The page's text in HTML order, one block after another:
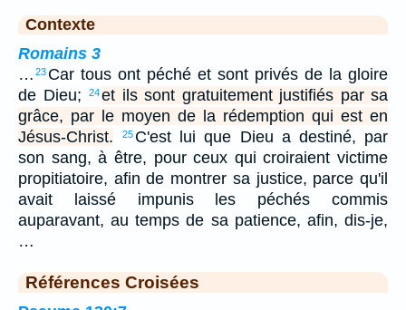
Contexte
Romains 3
… 23 Car tous ont péché et sont privés de la gloire
de Dieu;
24et ils sont gratuitement justifiés par sa
grâce, par le moyen de la rédemption qui est en
Jésus-Christ.
25 C'est lui que Dieu a destiné, par
son sang, à être, pour ceux qui croiraient victime
propitiatoire, afin de montrer sa justice, parce qu'il
avait laissé impunis les péchés commis
auparavant, au temps de sa patience, afin, dis-je,
…
Références Croisées